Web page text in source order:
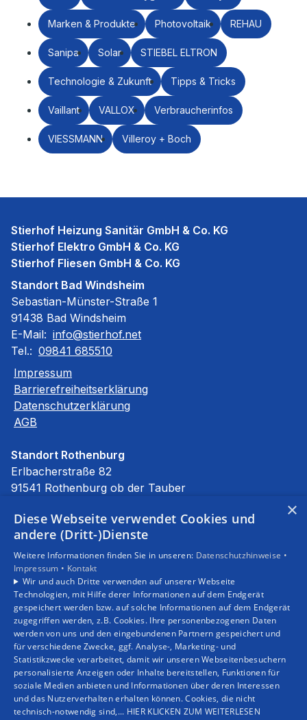
Marken & Produkte Photovoltaik REHAU
Sanipa Solar STIEBEL ELTRON
Technologie & Zukunft Tipps & Tricks
Vaillant VALLOX Verbraucherinfos
VIESSMANN Villeroy + Boch
Stierhof Heizung Sanitär GmbH & Co. KG
Stierhof Elektro GmbH & Co. KG
Stierhof Fliesen GmbH & Co. KG
Standort Bad Windsheim
Sebastian-Münster-Straße 1
91438 Bad Windsheim
E-Mail: info@stierhof.net
Tel.: 09841 685510
Impressum
Barrierefreiheitserklärung
Datenschutzerklärung
AGB
Standort Rothenburg
Erlbacherstraße 82
91541 Rothenburg ob der Tauber
Tel.: 09861 94590
Unsere Bereiche
Privatkunden
Gewerbekunden
Karriere
Unternehmen
Kontakt
×
Diese Webseite verwendet Cookies und
andere (Dritt-)Dienste
Weitere Informationen finden Sie in unseren: Datenschutzhinweise •
Impressum • Kontakt
Wir und auch Dritte verwenden auf unserer Webseite
Technologien, mit Hilfe derer Informationen auf dem Endgerät
gespeichert werden bzw. auf solche Informationen auf dem Endgerät
zugegriffen werden, z.B. Cookies. Ihre personenbezogenen Daten
werden von uns und den eingebundenen Partnern gespeichert und
für verschiedene Zwecke, ggf. Analyse-, Marketing- und
Statistikzwecke verarbeitet, damit wir unseren Webseitenbesuchern
personalisierte Anzeigen oder Inhalte bereitstellen, Funktionen für
soziale Medien anbieten und Informationen über deren Interessen
und das Nutzerverhalten erhalten können. Cookies, die nicht
technisch-notwendig sind,... HIER KLICKEN ZUM WEITERLESEN